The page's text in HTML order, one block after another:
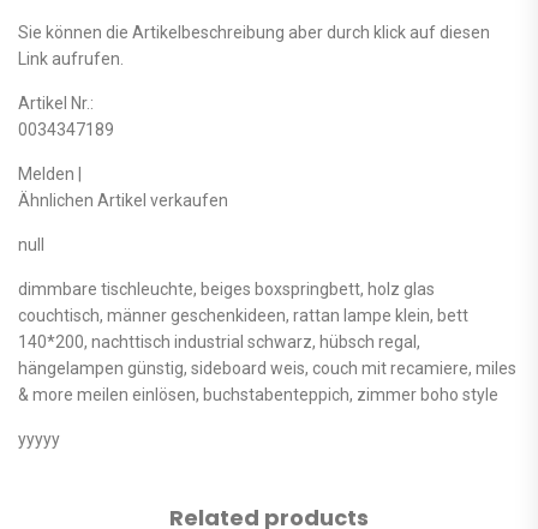
Sie können die Artikelbeschreibung aber durch klick auf diesen
Link aufrufen.
Artikel Nr.:
0034347189
Melden |
Ähnlichen Artikel verkaufen
null
dimmbare tischleuchte, beiges boxspringbett, holz glas
couchtisch, männer geschenkideen, rattan lampe klein, bett
140*200, nachttisch industrial schwarz, hübsch regal,
hängelampen günstig, sideboard weis, couch mit recamiere, miles
& more meilen einlösen, buchstabenteppich, zimmer boho style
yyyyy
Related products